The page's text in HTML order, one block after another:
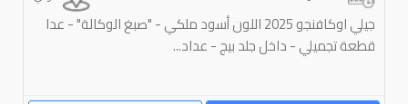
جيلي اوكافنجو 2025 اللون أسود ملكي - "صبغ الوكالة" - عدا
قطعة تجميلي - داخل جلد بيج - عداد...